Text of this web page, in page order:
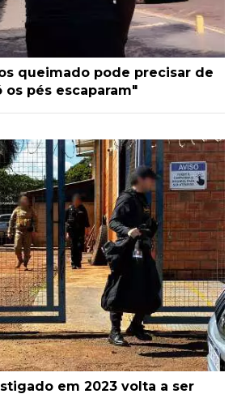
queimado pode precisar de
pés escaparam"
em 2023 volta a ser